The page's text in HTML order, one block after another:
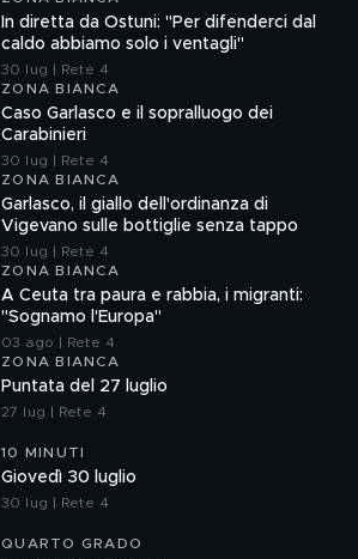
In diretta da Ostuni: "Per difenderci dal
caldo abbiamo solo i ventagli"
30 lug | Rete 4
ZONA BIANCA
Caso Garlasco e il sopralluogo dei
Carabinieri
30 lug | Rete 4
ZONA BIANCA
Garlasco, il giallo dell'ordinanza di
Vigevano sulle bottiglie senza tappo
30 lug | Rete 4
ZONA BIANCA
A Ceuta tra paura e rabbia, i migranti:
"Sognamo l'Europa"
03 ago | Rete 4
ZONA BIANCA
Puntata del 27 luglio
27 lug | Rete 4
10 MINUTI
Giovedì 30 luglio
30 lug | Rete 4
QUARTO GRADO